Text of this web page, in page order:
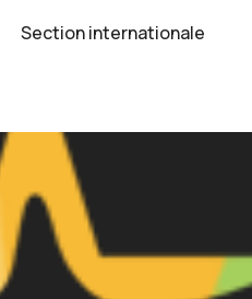
Section internationale